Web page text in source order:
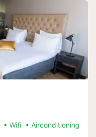
Wifi Airconditioning